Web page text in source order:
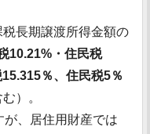
税長期譲渡所得金額の
10.21%・住民税
％、住民税5％
）。
、居住用財産では